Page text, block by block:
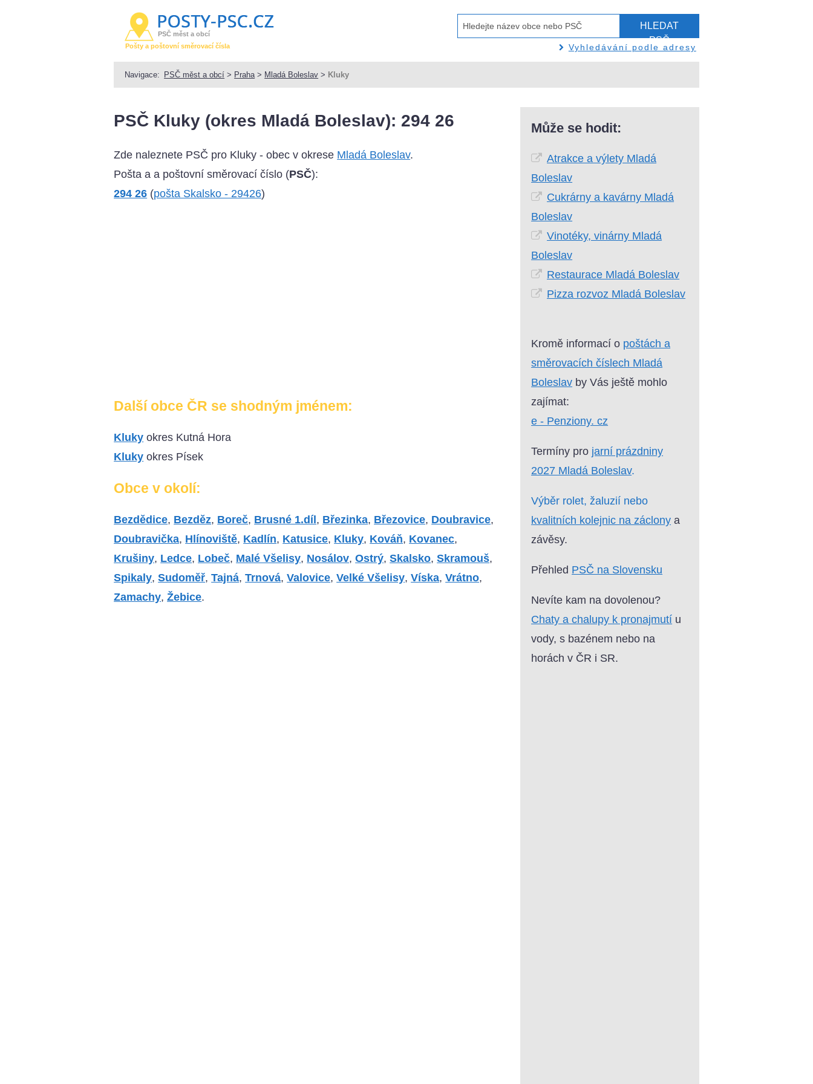
PSČ měst a obcí
Pošty a poštovní směrovací čísla
HLEDAT
PSČ
Vyhledávání podle adresy
Navigace: PSČ měst a obcí > Praha > Mladá Boleslav > Kluky
PSČ Kluky (okres Mladá Boleslav): 294 26
Zde naleznete PSČ pro Kluky - obec v okrese Mladá Boleslav.
Pošta a a poštovní směrovací číslo (PSČ):
294 26 (pošta Skalsko - 29426)
Další obce ČR se shodným jménem:
Kluky okres Kutná Hora
Kluky okres Písek
Obce v okolí:
Bezdědice, Bezděz, Boreč, Brusné 1.díl , Březinka, Březovice, Doubravice,
Doubravička, Hlínoviště, Kadlín, Katusice, Kluky, Kováň, Kovanec,
Krušiny, Ledce, Lobeč, Malé Všelisy, Nosálov,Ostrý,Skalsko,Skramouš,
Spikaly,Sudoměř,Tajná,Trnová,Valovice,Velké Všelisy,Víska,Vrátno,
Zamachy,Žebice.
Může se hodit:
Atrakce a výlety Mladá
Boleslav
Cukrárny a kavárny Mladá
Boleslav
Vinotéky, vinárny Mladá
Boleslav
Restaurace Mladá Boleslav
Pizza rozvoz Mladá Boleslav
Kromě informací o poštách a
směrovacích číslech Mladá
Boleslav by Vás ještě mohlo
zajímat:
e - Penziony. cz
Termíny pro jarní prázdniny
2027 Mladá Boleslav.
Výběr rolet, žaluzií nebo
kvalitních kolejnic na záclony a
závěsy.
Přehled PSČ na Slovensku
Nevíte kam na dovolenou?
Chaty a chalupy k pronajmutí u
vody, s bazénem nebo na
horách v ČR i SR.